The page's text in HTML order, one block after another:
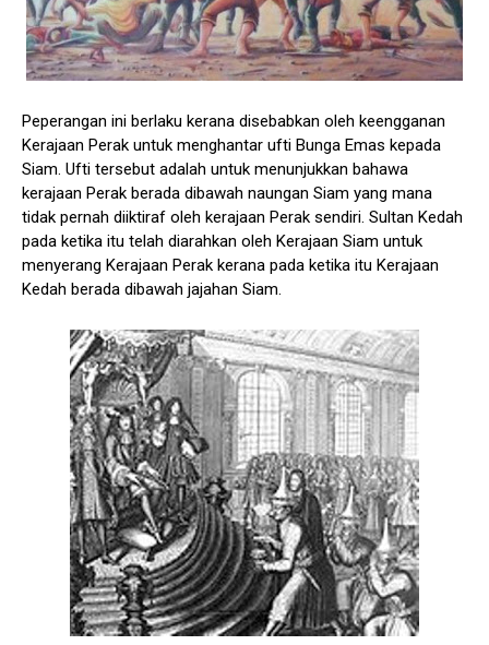
Peperangan ini berlaku kerana disebabkan oleh keengganan
Kerajaan Perak untuk menghantar ufti Bunga Emas kepada
Siam. Ufti tersebut adalah untuk menunjukkan bahawa
kerajaan Perak berada dibawah naungan Siam yang mana
tidak pernah diiktiraf oleh kerajaan Perak sendiri. Sultan Kedah
pada ketika itu telah diarahkan oleh Kerajaan Siam untuk
menyerang Kerajaan Perak kerana pada ketika itu Kerajaan
Kedah berada dibawah jajahan Siam.